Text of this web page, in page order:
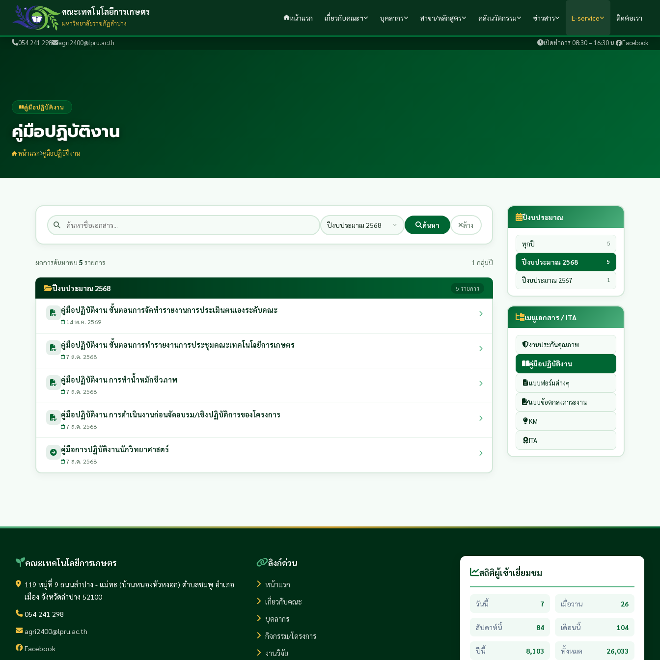
054 241 298 agri2400@lpru.ac.th เปิดทำการ 08:30 – 16:30 น. Facebook
คณะเทคโนโลยีการเกษตร
มหาวิทยาลัยราชภัฏลำปาง
หน้าแรก เกี่ยวกับคณะฯ บุคลากร สาขา/หลักสูตร คลังนวัตกรรม ข่าวสาร E-service ติดต่อเรา
คู่มือปฏิบัติงาน
คู่มือปฏิบัติงาน
หน้าแรก คู่มือปฏิบัติงาน
ค้นหา ล้าง
ผลการค้นหาพบ 5 รายการ 1 กลุ่มปี
ปีงบประมาณ 2568 5 รายการ
คู่มือปฏิบัติงาน ขั้นตอนการจัดทำรายงานการประเมินตนเองระดับคณะ
14 พ.ค. 2569
คู่มือปฏิบัติงาน ขั้นตอนการทำรายงานการประชุมคณะเทคโนโลยีการเกษตร
7 ส.ค. 2568
คู่มือปฏิบัติงาน การทำน้ำหมักชีวภาพ
7 ส.ค. 2568
คู่มือปฏิบัติงาน การดําเนินงานก่อนจัดอบรม/เชิงปฏิบัติการของโครงการ
7 ส.ค. 2568
คู่มือการปฏิบัติงานนักวิทยาศาสตร์
7 ส.ค. 2568
ปีงบประมาณ
ทุกปี 5
ปีงบประมาณ 2568 5
ปีงบประมาณ 2567 1
เมนูเอกสาร / ITA
งานประกันคุณภาพ
คู่มือปฏิบัติงาน
แบบฟอร์มต่างๆ
แบบข้อตกลงภาระงาน
KM
ITA
คณะเทคโนโลยีการเกษตร
119 หมู่ที่ 9 ถนนลำปาง - แม่ทะ (บ้านหนองหัวหงอก) ตำบลชมพู อำเภอ
เมือง จังหวัดลำปาง 52100
054 241 298
agri2400@lpru.ac.th
Facebook
ลิงก์ด่วน
หน้าแรก
เกี่ยวกับคณะ
บุคลากร
กิจกรรม/โครงการ
งานวิจัย
สถิติผู้เข้าเยี่ยมชม
วันนี้ 7 เมื่อวาน 26
สัปดาห์นี้ 84 เดือนนี้ 104
ปีนี้ 8,103 ทั้งหมด 26,033